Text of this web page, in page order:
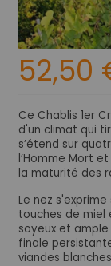
52,50
Ce Chablis 1er
d'un climat qui
s’étend sur
l’Homme Mort
la maturité des
Le nez
touches de miel
soyeux et
finale
viandes